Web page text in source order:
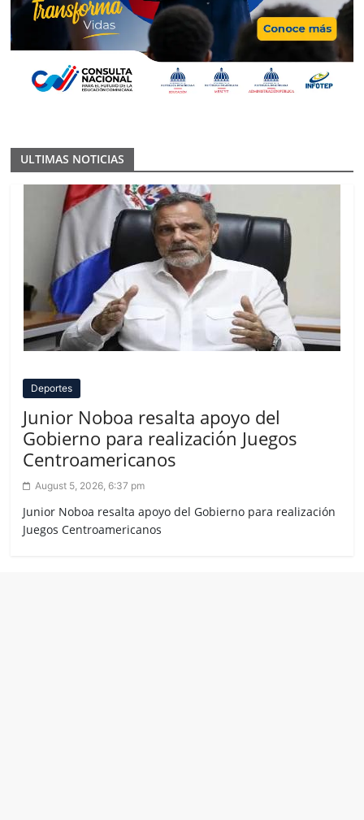
ULTIMAS NOTICIAS
Deportes
Junior Noboa resalta apoyo del
Gobierno para realización Juegos
Centroamericanos
August 5, 2026, 6:37 pm
Junior Noboa resalta apoyo del Gobierno para realización
Juegos Centroamericanos